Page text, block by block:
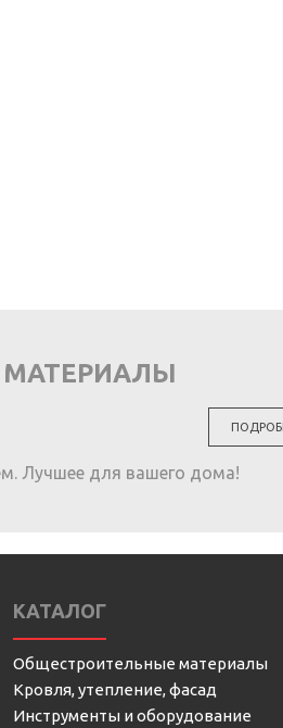
Лучшее для вашего дома!
КАТАЛОГ
Общестроительные материалы
Кровля, утепление, фасад
Инструменты и оборудование